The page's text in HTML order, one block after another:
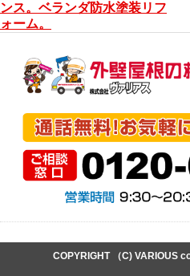
ンス。ベランダ防水塗装リフ
ォーム。
COPYRIGHT （C) VARIOUS